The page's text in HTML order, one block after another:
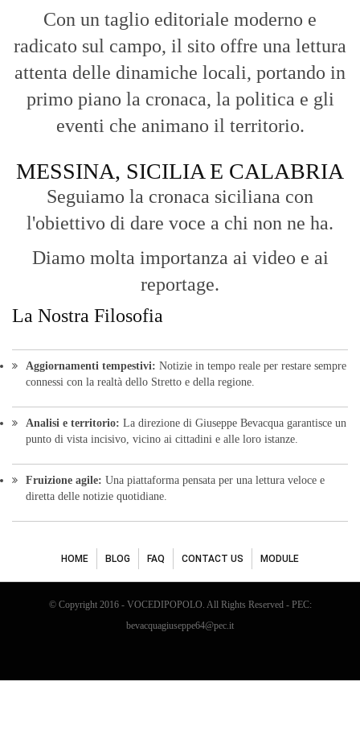
Con un taglio editoriale moderno e
radicato sul campo, il sito offre una lettura
attenta delle dinamiche locali, portando in
primo piano la cronaca, la politica e gli
eventi che animano il territorio.
MESSINA, SICILIA E CALABRIA
Seguiamo la cronaca siciliana con
l'obiettivo di dare voce a chi non ne ha.
Diamo molta importanza ai video e ai
reportage.
La Nostra Filosofia
Aggiornamenti tempestivi: Notizie in tempo reale per restare sempre
connessi con la realtà dello Stretto e della regione.
Analisi e territorio: La direzione di Giuseppe Bevacqua garantisce un
punto di vista incisivo, vicino ai cittadini e alle loro istanze.
Fruizione agile: Una piattaforma pensata per una lettura veloce e
diretta delle notizie quotidiane.
HOME BLOG FAQ CONTACT US MODULE
© Copyright 2016 - VOCEDIPOPOLO. All Rights Reserved - PEC:
bevacquagiuseppe64@pec.it